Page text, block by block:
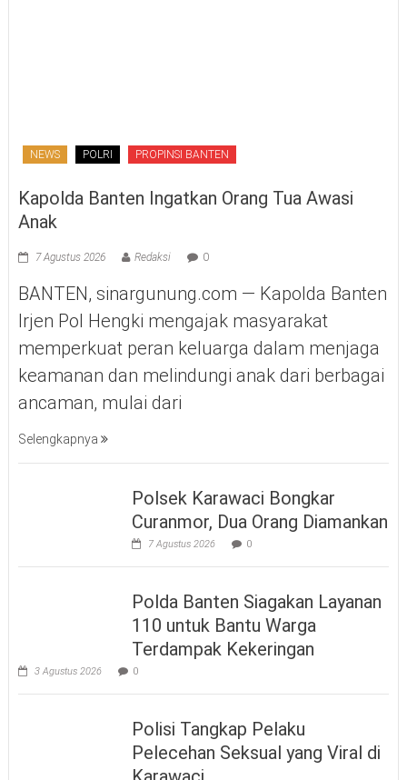
NEWS POLRI PROPINSI BANTEN
Kapolda Banten Ingatkan Orang Tua Awasi
Anak
7 Agustus 2026 Redaksi 0
BANTEN, sinargunung.com — Kapolda Banten
Irjen Pol Hengki mengajak masyarakat
memperkuat peran keluarga dalam menjaga
keamanan dan melindungi anak dari berbagai
ancaman, mulai dari
Selengkapnya
Polsek Karawaci Bongkar
Curanmor, Dua Orang Diamankan
7 Agustus 2026 0
Polda Banten Siagakan Layanan
110 untuk Bantu Warga
Terdampak Kekeringan
3 Agustus 2026 0
Polisi Tangkap Pelaku
Pelecehan Seksual yang Viral di